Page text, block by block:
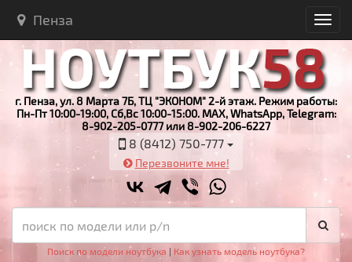
Пенза
г. Пенза, ул. 8 Марта 7Б, ТЦ "ЭКОНОМ" 2-й этаж. Режим работы:
Пн-Пт 10:00-19:00, Сб,Вс 10:00-15:00. MAX, WhatsApp, Telegram:
8-902-205-0777 или 8-902-206-6227
8 (8412) 750-777
Перезвоните мне!
Поиск по модели ноутбука | Как узнать модель ноутбука?